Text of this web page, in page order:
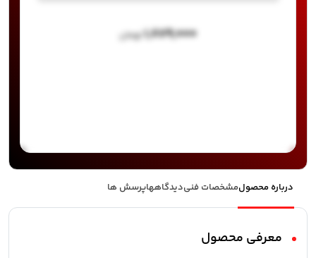
۱,۸۷۹,۰۰۰ تومان
درباره محصولمشخصات فنیدیدگاههاپرسش ها
معرفی محصول